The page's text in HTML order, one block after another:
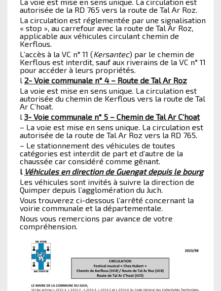
autorisée de la RD 765 vers la route de Tal Ar Roz.
La circulation est réglementée par une signalisation
« stop », au carrefour avec la route de Tal Ar Roz,
applicable aux véhicules circulant chemin de
Kerflous.
L’accès à la VC n° 11 (Kersantec) par le chemin de
Kerflous est interdit, sauf aux riverains de la VC n° 11
pour accéder à leurs propriétés.
l 2- Voie communale n° 4 – Route de Tal Ar Roz
La voie est mise en sens unique. La circulation est
autorisée du chemin de Kerflous vers la route de Tal
Ar C’hoat.
l 3- Voie communale n° 5 – Chemin de Tal Ar C’hoat
– La voie est mise en sens unique. La circulation est
autorisée de la route de Tal Ar Roz vers la RD 765.
– Le stationnement des véhicules de toutes
catégories est interdit de part et d’autre de la
chaussée car considéré comme gênant.
l Véhicules en direction de Guengat depuis le bourg
Les véhicules sont invités à suivre la direction de
Quimper depuis l’agglomération du Juch.
Vous trouverez ci-dessous l’arrêté concernant la
voirie communale et la départementale.
Nous vous remercions par avance de votre
compréhension.